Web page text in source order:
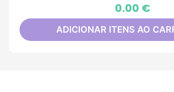
0.00 €
ADICIONAR ITENS AO